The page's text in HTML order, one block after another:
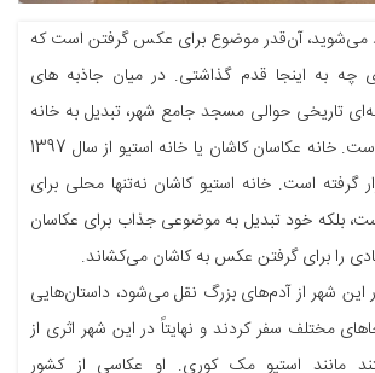
می‌شوید، آن‌قدر موضوع برای عکس گرفتن است که
چه به اینجا قدم گذاشتی. در میان جاذبه‌ های
تاریخی حوالی مسجد جامع شهر، تبدیل به خانه
عکاسان کاشان شده است. خانه عکاسان کاشان یا خانه استیو از سال 1397
گرفته است. خانه استیو کاشان نه‌تنها محلی برای
بلکه خود تبدیل به موضوعی جذاب برای عکاسان
را برای گرفتن عکس به کاشان می‌کشاند.
این شهر از آدم‌های بزرگ نقل می‌شود، داستان‌هایی
مختلف سفر کردند و نهایتاً در این شهر اثری از
مانند استیو مک کوری. او عکاسی از کشور